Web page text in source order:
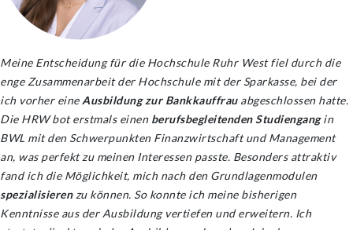
Meine Entscheidung für die Hochschule Ruhr West fiel durch die
enge Zusammenarbeit der Hochschule mit der Sparkasse, bei der
ich vorher eine Ausbildung zur Bankkauffrauabgeschlossen hatte.
Die HRW bot erstmals einen berufsbegleitenden Studiengangin
BWL mit den Schwerpunkten Finanzwirtschaft und Management
an, was perfekt zu meinen Interessen passte. Besonders attraktiv
fand ich die Möglichkeit, mich nach den Grundlagenmodulen
spezialisieren zu können. So konnte ich meine bisherigen
Kenntnisse aus der Ausbildung vertiefen und erweitern. Ich